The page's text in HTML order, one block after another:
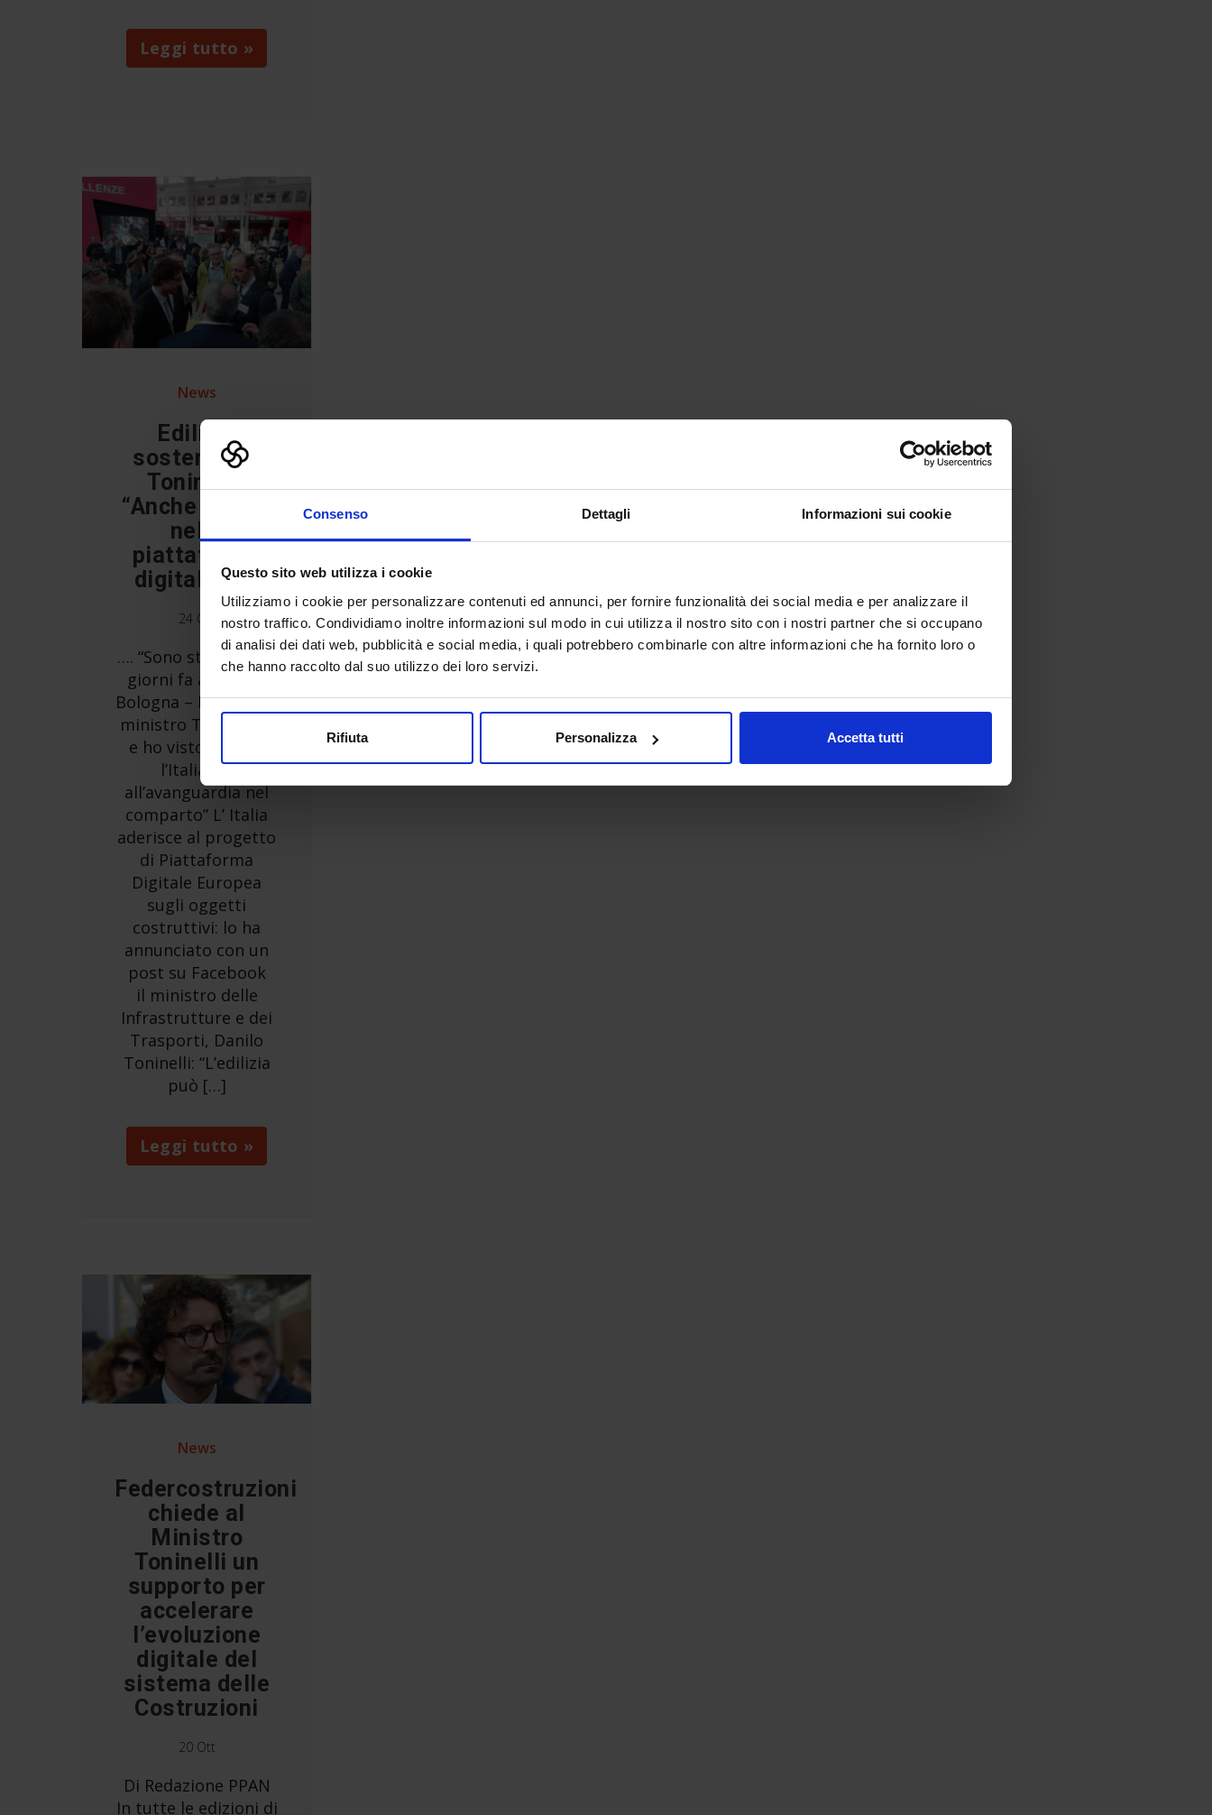
Consenso Dettagli Informazioni sui cookie
Questo sito web utilizza i cookie
Utilizziamo i cookie per personalizzare contenuti ed annunci, per fornire funzionalità dei social media e per analizzare il
nostro traffico. Condividiamo inoltre informazioni sul modo in cui utilizza il nostro sito con i nostri partner che si occupano
di analisi dei dati web, pubblicità e social media, i quali potrebbero combinarle con altre informazioni che ha fornito loro o
che hanno raccolto dal suo utilizzo dei loro servizi.
Rifiuta Personalizza Accetta tutti
Leggi tutto »
News
Edilizia
sostenibile,
Toninelli:
“Anche l’Italia
nella
piattaforma
digitale Ue”
24 Ott
…. “Sono stato pochi
giorni fa al Saie di
Bologna – ha detto il
ministro Toninelli -,
e ho visto quanto
l’Italia sia
all’avanguardia nel
comparto” L’ Italia
aderisce al progetto
di Piattaforma
Digitale Europea
sugli oggetti
costruttivi: lo ha
annunciato con un
post su Facebook
il ministro delle
Infrastrutture e dei
Trasporti, Danilo
Toninelli: “L’edilizia
può […]
Leggi tutto »
News
Federcostruzioni
chiede al
Ministro
Toninelli un
supporto per
accelerare
l’evoluzione
digitale del
sistema delle
Costruzioni
20 Ott
Di Redazione PPAN
In tutte le edizioni di